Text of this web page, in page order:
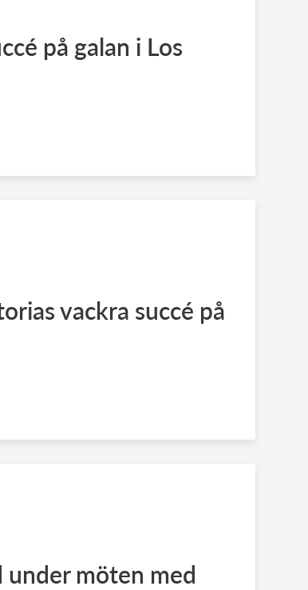
på galan i Los
vackra succé på
möten med